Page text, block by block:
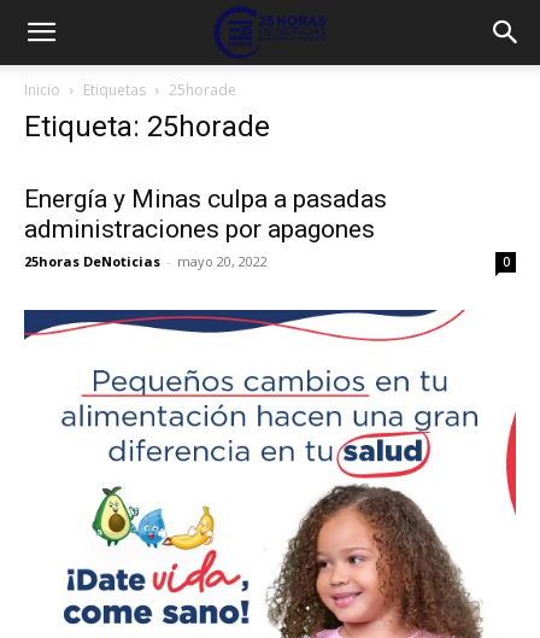
Inicio Etiquetas 25horade
Etiqueta: 25horade
Energía y Minas culpa a pasadas
administraciones por apagones
25horas DeNoticias - mayo 20, 2022 0